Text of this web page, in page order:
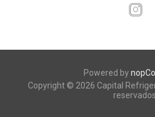
Powered by
Copyright © 2026 Capital
reservados.